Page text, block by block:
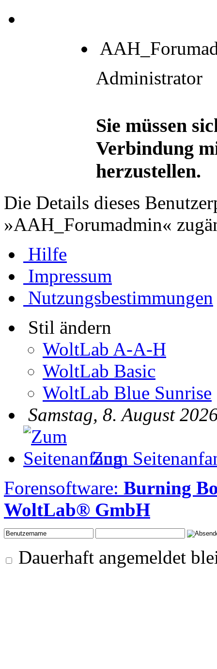
Administrator
Sie müssen
Verbindung
herzustellen.
Die Details dieses
»AAH_Forumadmin«
Hilfe
Impressum
Nutzungsbestimmungen
Stil ändern
WoltLab A-A-H
WoltLab Basic
WoltLab Blue Sunrise
Samstag, 8. August
Zum
Forensoftware: Burning
WoltLab® GmbH
Dauerhaft angemeldet